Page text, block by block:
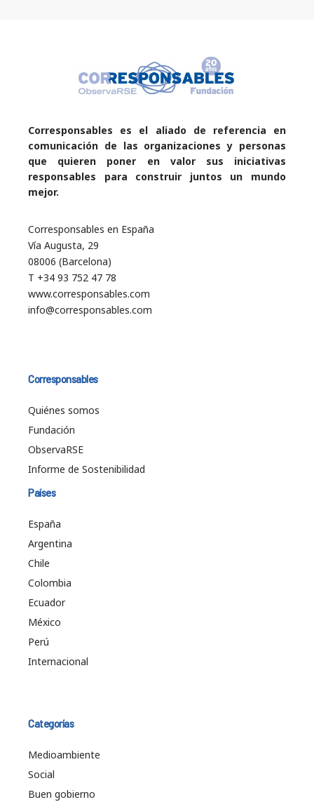
Corresponsables es el aliado de referencia en
comunicación de las organizaciones y personas
que quieren poner en valor sus iniciativas
responsables para construir juntos un mundo
mejor.
Corresponsables en España
Vía Augusta, 29
08006 (Barcelona)
T +34 93 752 47 78
www.corresponsables.com
info@corresponsables.com
Corresponsables
Quiénes somos
Fundación
ObservaRSE
Informe de Sostenibilidad
Países
España
Argentina
Chile
Colombia
Ecuador
México
Perú
Internacional
Categorías
Medioambiente
Social
Buen gobierno